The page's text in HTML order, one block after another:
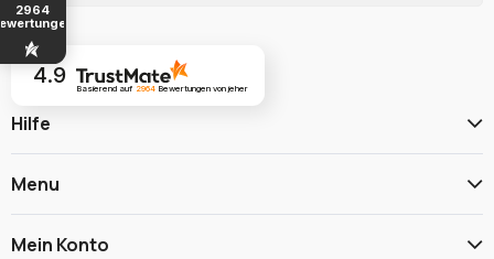
4.9
Basierend auf 2964Bewertungen von jeher
2964
Hilfe
Menu
Mein Konto